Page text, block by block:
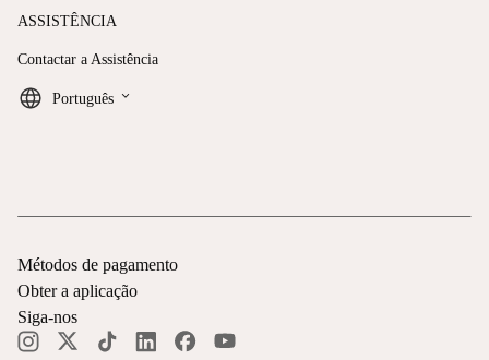
ASSISTÊNCIA
Contactar a Assistência
Português keyboard_arrow_down
Métodos de pagamento
Obter a aplicação
Siga-nos